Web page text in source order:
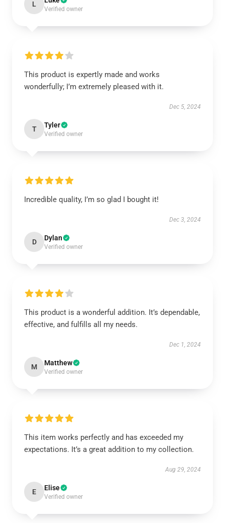
L
Verified owner
This product is expertly made and works
wonderfully; I’m extremely pleased with it.
Dec 5, 2024
T Tyler
Verified owner
Incredible quality, I’m so glad I bought it!
Dec 3, 2024
D Dylan
Verified owner
This product is a wonderful addition. It’s dependable,
effective, and fulfills all my needs.
Dec 1, 2024
M Matthew
Verified owner
This item works perfectly and has exceeded my
expectations. It’s a great addition to my collection.
Aug 29, 2024
E Elise
Verified owner